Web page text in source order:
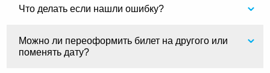
Что делать если нашли ошибку?
Можно ли переоформить билет на другого или
поменять дату?